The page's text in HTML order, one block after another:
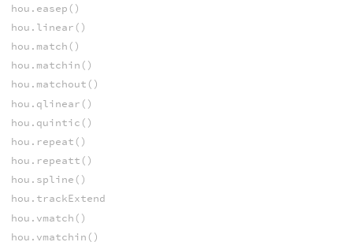
hou.easep()
hou.linear()
hou.match()
hou.matchin()
hou.matchout()
hou.qlinear()
hou.quintic()
hou.repeat()
hou.repeatt()
hou.spline()
hou.trackExtend
hou.vmatch()
hou.vmatchin()